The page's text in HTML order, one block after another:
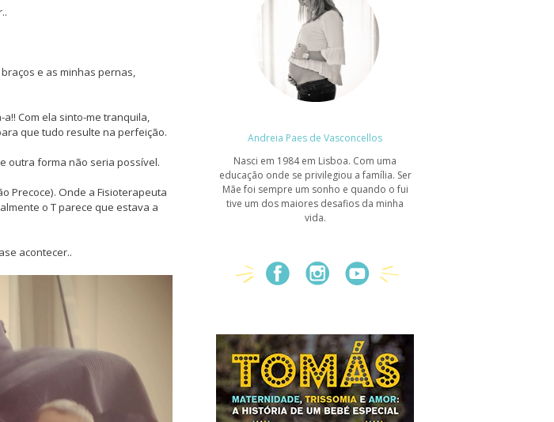
e as minhas pernas,
Com ela sinto-me tranquila,
que tudo resulte na perfeição.
outra forma não seria possível.
Precoce). Onde a Fisioterapeuta
o T parece que estava a
acontecer..
Andreia Paes de Vasconcellos
Nasci em 1984 em Lisboa. Com uma
educação onde se privilegiou a família. Ser
Mãe foi sempre um sonho e quando o fui
tive um dos maiores desafios da minha
vida.